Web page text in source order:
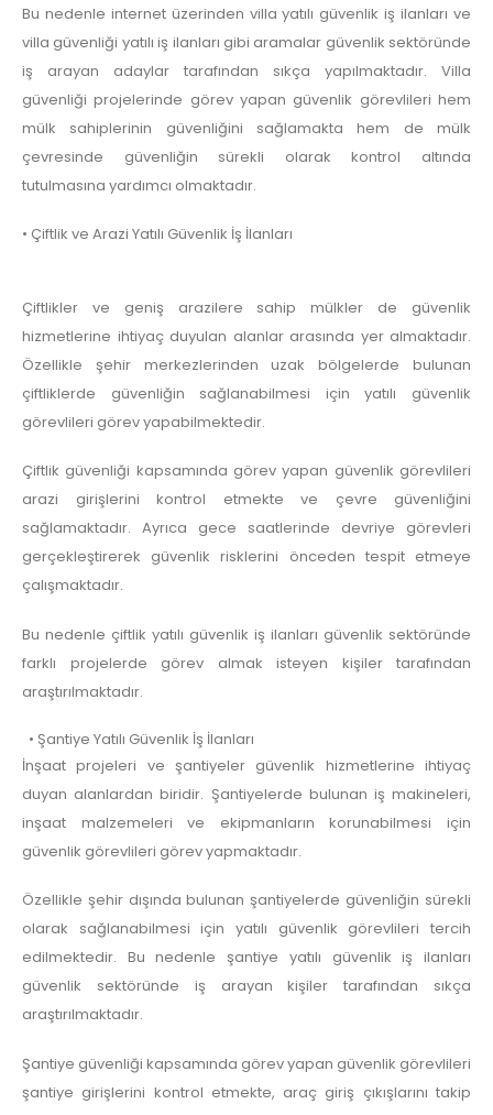
Bu nedenle internet üzerinden villa yatılı güvenlik iş ilanları ve
villa güvenliği yatılı iş ilanları gibi aramalar güvenlik sektöründe
iş arayan adaylar tarafından sıkça yapılmaktadır. Villa
güvenliği projelerinde görev yapan güvenlik görevlileri hem
mülk sahiplerinin güvenliğini sağlamakta hem de mülk
çevresinde güvenliğin sürekli olarak kontrol altında
tutulmasına yardımcı olmaktadır.
• Çiftlik ve Arazi Yatılı Güvenlik İş İlanları
Çiftlikler ve geniş arazilere sahip mülkler de güvenlik
hizmetlerine ihtiyaç duyulan alanlar arasında yer almaktadır.
Özellikle şehir merkezlerinden uzak bölgelerde bulunan
çiftliklerde güvenliğin sağlanabilmesi için yatılı güvenlik
görevlileri görev yapabilmektedir.
Çiftlik güvenliği kapsamında görev yapan güvenlik görevlileri
arazi girişlerini kontrol etmekte ve çevre güvenliğini
sağlamaktadır. Ayrıca gece saatlerinde devriye görevleri
gerçekleştirerek güvenlik risklerini önceden tespit etmeye
çalışmaktadır.
Bu nedenle çiftlik yatılı güvenlik iş ilanları güvenlik sektöründe
farklı projelerde görev almak isteyen kişiler tarafından
araştırılmaktadır.
• Şantiye Yatılı Güvenlik İş İlanları
İnşaat projeleri ve şantiyeler güvenlik hizmetlerine ihtiyaç
duyan alanlardan biridir. Şantiyelerde bulunan iş makineleri,
inşaat malzemeleri ve ekipmanların korunabilmesi için
güvenlik görevlileri görev yapmaktadır.
Özellikle şehir dışında bulunan şantiyelerde güvenliğin sürekli
olarak sağlanabilmesi için yatılı güvenlik görevlileri tercih
edilmektedir. Bu nedenle şantiye yatılı güvenlik iş ilanları
güvenlik sektöründe iş arayan kişiler tarafından sıkça
araştırılmaktadır.
Şantiye güvenliği kapsamında görev yapan güvenlik görevlileri
şantiye girişlerini kontrol etmekte, araç giriş çıkışlarını takip